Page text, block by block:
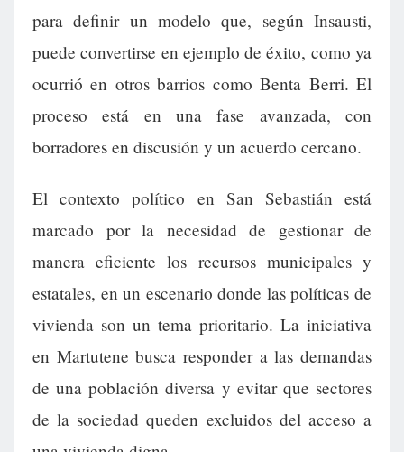
para definir un modelo que, según Insausti,
puede convertirse en ejemplo de éxito, como ya
ocurrió en otros barrios como Benta Berri. El
proceso está en una fase avanzada, con
borradores en discusión y un acuerdo cercano.
El contexto político en San Sebastián está
marcado por la necesidad de gestionar de
manera eficiente los recursos municipales y
estatales, en un escenario donde las políticas de
vivienda son un tema prioritario. La iniciativa
en Martutene busca responder a las demandas
de una población diversa y evitar que sectores
de la sociedad queden excluidos del acceso a